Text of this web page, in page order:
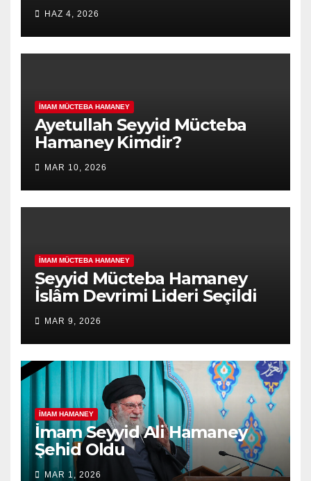
HAZ 4, 2026
İMAM MÜCTEBA HAMANEY
Ayetullah Seyyid Mücteba
Hamaney Kimdir?
MAR 10, 2026
İMAM MÜCTEBA HAMANEY
Seyyid Mücteba Hamaney
İslâm Devrimi Lideri Seçildi
MAR 9, 2026
İMAM HAMANEY
İmam Seyyid Ali Hamaney
Şehid Oldu
MAR 1, 2026